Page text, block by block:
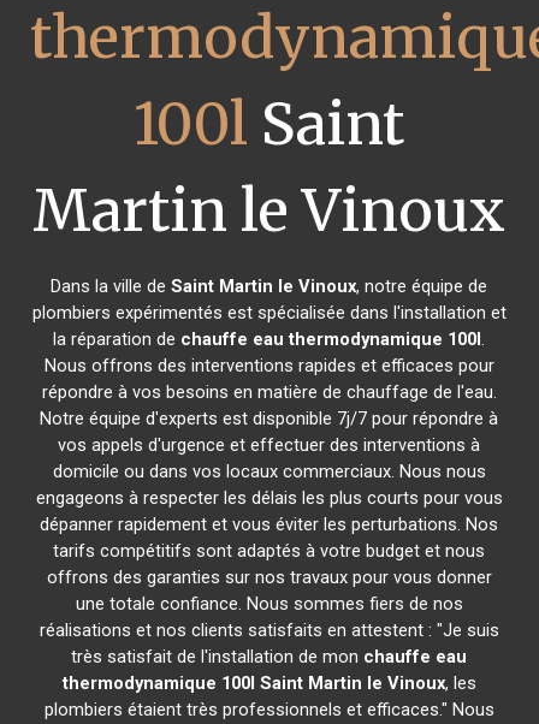
100l Saint
Martin le Vinoux
Dans la ville deSaint Martin le Vinoux, notre équipe de
plombiers expérimentés est spécialisée dans l'installation et
la réparation de chauffe eau thermodynamique 100l.
Nous offrons des interventions rapides et efficaces pour
répondre à vos besoins en matière de chauffage de l'eau.
Notre équipe d'experts est disponible 7j/7 pour répondre à
vos appels d'urgence et effectuer des interventions à
domicile ou dans vos locaux commerciaux. Nous nous
engageons à respecter les délais les plus courts pour vous
dépanner rapidement et vous éviter les perturbations. Nos
tarifs compétitifs sont adaptés à votre budget et nous
offrons des garanties sur nos travaux pour vous donner
une totale confiance. Nous sommes fiers de nos
réalisations et nos clients satisfaits en attestent : "Je suis
très satisfait de l'installation de mon chauffe eau
thermodynamique 100l Saint Martin le Vinoux, les
plombiers étaient très professionnels et efficaces." Nous